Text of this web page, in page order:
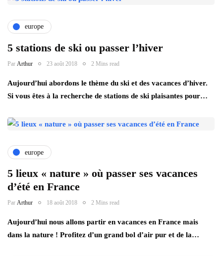
europe
5 stations de ski ou passer l’hiver
Par Arthur 23 août 2018 2 Mins read
Aujourd’hui abordons le thème du ski et des vacances d’hiver.
Si vous êtes à la recherche de stations de ski plaisantes pour…
europe
5 lieux « nature » où passer ses vacances
d’été en France
Par Arthur 18 août 2018 2 Mins read
Aujourd’hui nous allons partir en vacances en France mais
dans la nature ! Profitez d’un grand bol d’air pur et de la…